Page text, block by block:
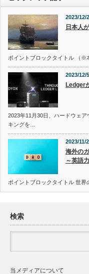
2023/12/
日本人
ポイントブロックタイトル （※
2023/12/5
Ledger
2023年11月30日、ハードウェ
キングを…
2023/11/
海外の
～英語
ポイントブロックタイトル 世
検索
当メディアについて